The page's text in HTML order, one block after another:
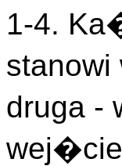
1-4.
druga -
wej�cie